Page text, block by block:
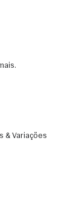
& Variações